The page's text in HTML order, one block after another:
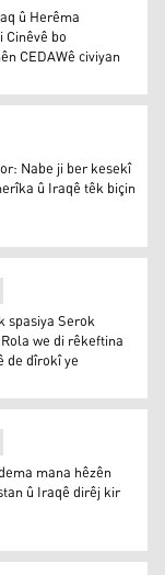
Cinêvê bo
û Herêma
bo
CEDAWê civiyan
Nabe ji ber kesekî
û Iraqê têk biçin
Rola we di
spasiya Serok
we di rêkeftina
de dîrokî ye
û Iraqê
mana hêzên
û Iraqê dirêj kir